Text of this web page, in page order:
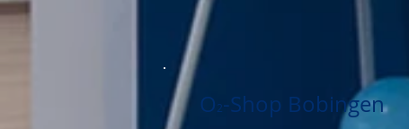
O2-Shop Bobingen